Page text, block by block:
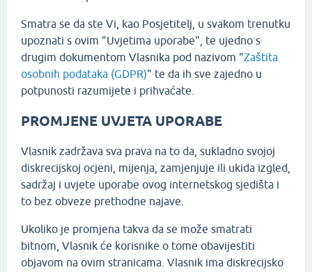
Smatra se da ste Vi, kao Posjetitelj, u svakom trenutku
upoznati s ovim "Uvjetima uporabe", te ujedno s
drugim dokumentom Vlasnika pod nazivom "Zaštita
osobnih podataka (GDPR)" te da ih sve zajedno u
potpunosti razumijete i prihvaćate.
PROMJENE UVJETA UPORABE
Vlasnik zadržava sva prava na to da, sukladno svojoj
diskrecijskoj ocjeni, mijenja, zamjenjuje ili ukida izgled,
sadržaj i uvjete uporabe ovog internetskog sjedišta i
to bez obveze prethodne najave.
Ukoliko je promjena takva da se može smatrati
bitnom, Vlasnik će korisnike o tome obavijestiti
objavom na ovim stranicama. Vlasnik ima diskrecijsko